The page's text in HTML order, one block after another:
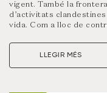
vigent. També la
d’activitats
vida. Com a lloc de
eventuals, i com a espai
respectats. Com a
econòmica, religiosa i
LLEGIR MÉS